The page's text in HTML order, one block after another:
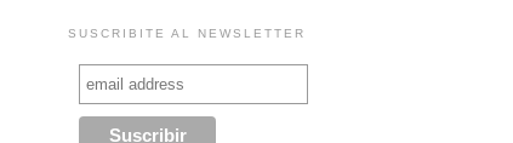
SUSCRIBITE AL NEWSLETTER